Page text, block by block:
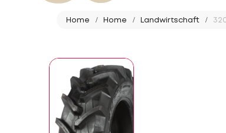
Home Home Landwirtschaft